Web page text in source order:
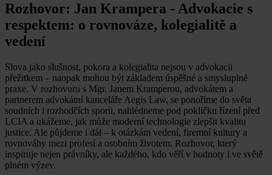
Rozhovor: Jan Krampera - Advokacie s
respektem: o rovnováze, kolegialitě a
vedení
Slova jako slušnost, pokora a kolegialita nejsou v advokacii
přežitkem – naopak mohou být základem úspěšné a smysluplné
praxe. V rozhovoru s Mgr. Janem Kramperou, advokátem a
partnerem advokátní kanceláře Aegis Law, se ponoříme do světa
soudních i rozhodčích sporů, nahlédneme pod pokličku řízení před
LCIA a ukážeme, jak může moderní technologie zlepšit kvalitu
justice. Ale půjdeme i dál – k otázkám vedení, firemní kultury a
rovnováhy mezi profesí a osobním životem. Rozhovor, který
inspiruje nejen právníky, ale každého, kdo věří v hodnoty i ve světě
plném výzev.